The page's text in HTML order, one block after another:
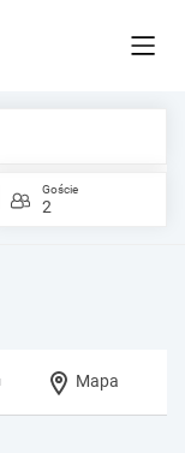
Goście
2
Mapa